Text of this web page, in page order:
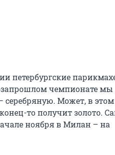
петербургские
чемпионате мы
Может, в этом
то получит золото.
ноября в Милан – на